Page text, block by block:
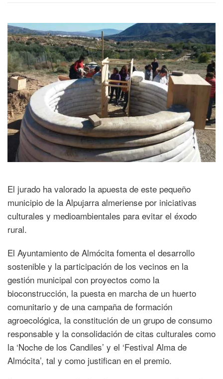
El jurado ha valorado la apuesta de este pequeño
municipio de la Alpujarra almeriense por iniciativas
culturales y medioambientales para evitar el éxodo
rural.
El Ayuntamiento de Almócita fomenta el desarrollo
sostenible y la participación de los vecinos en la
gestión municipal con proyectos como la
bioconstrucción, la puesta en marcha de un huerto
comunitario y de una campaña de formación
agroecológica, la constitución de un grupo de consumo
responsable y la consolidación de citas culturales como
la ‘Noche de los Candiles’ y el ‘Festival Alma de
Almócita’, tal y como justifican en el premio.